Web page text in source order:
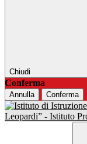
Chiudi
Conferma
Annulla Conferma